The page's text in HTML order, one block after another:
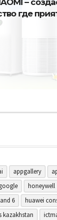
–
где
appgallery
honeywell
6
huawei
kazakhstan